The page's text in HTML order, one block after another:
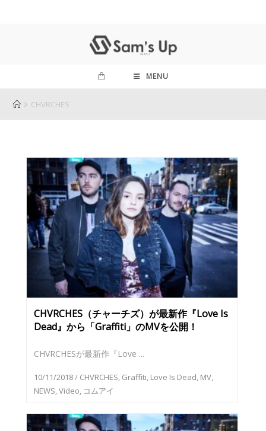
MENU
CHVRCHES
CHVRCHES（チャーチズ）が最新作『Love Is
Dead』から「Graffiti」のMVを公開！
CHVRCHESが最新作『Love ...
10/11/2018/ CHVRCHES, Graffiti, Love Is Dead, MV,
NEWS,Video, コムアイ